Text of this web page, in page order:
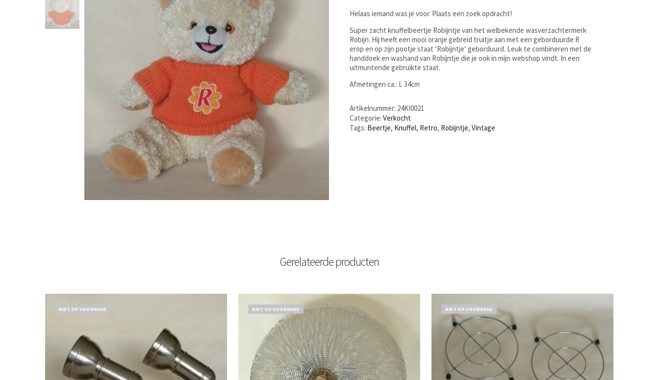
Helaas iemand was je voor. Plaats een zoek opdracht!
Super zacht knuffelbeertje Robijntje van het welbekende wasverzachtermerk
Robijn. Hij heeft een mooi oranje gebreid truitje aan met een geborduurde R
erop en op zijn pootje staat ‘Robijntje’ geborduurd. Leuk te combineren met de
handdoek en washand van Robijntje die je ook in mijn webshop vindt. In een
uitmuntende gebruikte staat.
Afmetingen ca.: L 34cm
Artikelnummer: 24KI0021
Categorie:Verkocht
Tags: Beertje, Knuffel, Retro, Robijntje,Vintage
Gerelateerde producten
NIET OP VOORRAAD NIET OP VOORRAAD NIET OP VOORRAAD